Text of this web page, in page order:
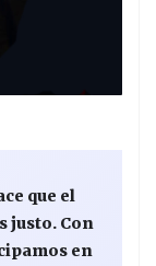
que el
justo. Con
en